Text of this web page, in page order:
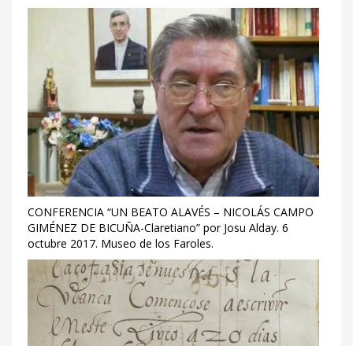
CONFERENCIA “UN BEATO ALAVÉS – NICOLÁS CAMPO
GIMÉNEZ DE BICUÑA-Claretiano” por Josu Alday. 6
octubre 2017. Museo de los Faroles.